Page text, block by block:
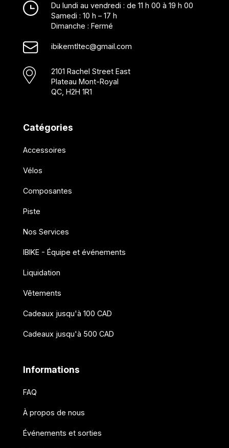
Du lundi au vendredi : de 11 h 00 à 19 h 00
Samedi : 10 h – 17 h
Dimanche : Fermé
ibikemtltec@gmail.com
2101 Rachel Street East
Plateau Mont-Royal
QC, H2H 1R1
Catégories
Accessoires
Vélos
Composantes
Piste
Nos Services
IBIKE - Équipe et événements
Liquidation
Vêtements
Cadeaux jusqu'à 100 CAD
Cadeaux jusqu'à 500 CAD
Informations
FAQ
À propos de nous
Événements et sorties